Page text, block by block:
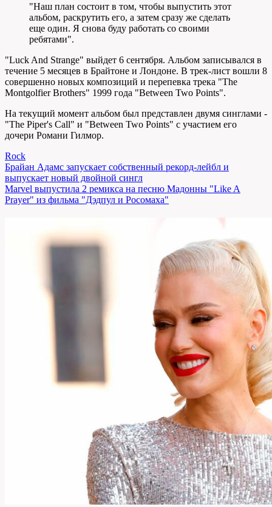
"Наш план состоит в том, чтобы выпустить этот
альбом, раскрутить его, а затем сразу же сделать
еще один. Я снова буду работать со своими
ребятами".
"Luck And Strange" выйдет 6 сентября. Альбом записывался в
течение 5 месяцев в Брайтоне и Лондоне. В трек-лист вошли 8
совершенно новых композиций и перепевка трека "The
Montgolfier Brothers" 1999 года "Between Two Points".
На текущий момент альбом был представлен двумя синглами -
"The Piper's Call" и "Between Two Points" с участием его
дочери Романи Гилмор.
Rock
Навигация
по
записям
Брайан Адамс запускает собственный рекорд-лейбл и
выпускает новый двойной сингл
Marvel выпустила 2 ремикса на песню Мадонны "Like A
Prayer" из фильма "Дэдпул и Росомаха"